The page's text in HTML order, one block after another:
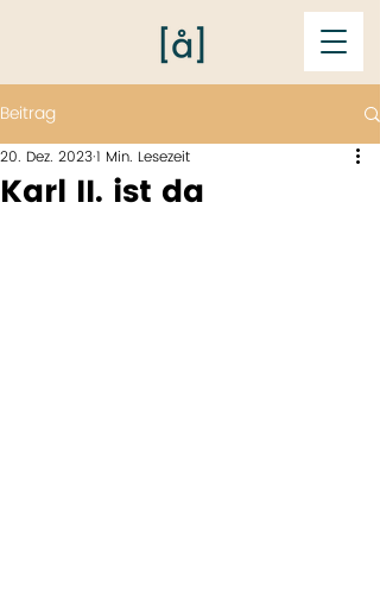
Beitrag
Karl II. ist da
20. Dez. 20231 Min. Lesezeit